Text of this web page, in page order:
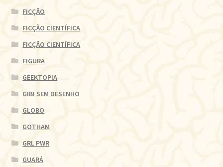
FICÇÃO
FICÇÃO CIENTÍFICA
FICÇÃO CIENTÍFICA
FIGURA
GEEKTOPIA
GIBI SEM DESENHO
GLOBO
GOTHAM
GRL PWR
GUARÁ